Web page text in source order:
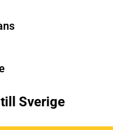
till Sverige